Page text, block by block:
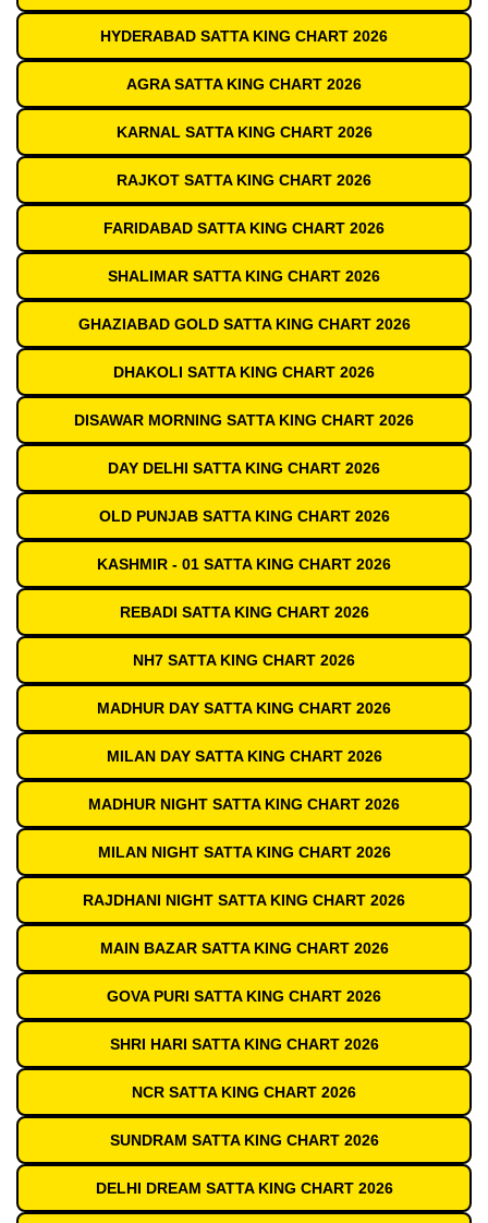
HYDERABAD SATTA KING CHART 2026
AGRA SATTA KING CHART 2026
KARNAL SATTA KING CHART 2026
RAJKOT SATTA KING CHART 2026
FARIDABAD SATTA KING CHART 2026
SHALIMAR SATTA KING CHART 2026
GHAZIABAD GOLD SATTA KING CHART 2026
DHAKOLI SATTA KING CHART 2026
DISAWAR MORNING SATTA KING CHART 2026
DAY DELHI SATTA KING CHART 2026
OLD PUNJAB SATTA KING CHART 2026
KASHMIR - 01 SATTA KING CHART 2026
REBADI SATTA KING CHART 2026
NH7 SATTA KING CHART 2026
MADHUR DAY SATTA KING CHART 2026
MILAN DAY SATTA KING CHART 2026
MADHUR NIGHT SATTA KING CHART 2026
MILAN NIGHT SATTA KING CHART 2026
RAJDHANI NIGHT SATTA KING CHART 2026
MAIN BAZAR SATTA KING CHART 2026
GOVA PURI SATTA KING CHART 2026
SHRI HARI SATTA KING CHART 2026
NCR SATTA KING CHART 2026
SUNDRAM SATTA KING CHART 2026
DELHI DREAM SATTA KING CHART 2026